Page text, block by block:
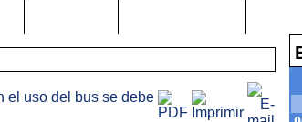
el uso del bus se debe